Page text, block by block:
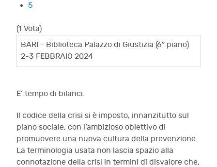
5
(1 Vota)
BARI - Biblioteca Palazzo di Giustizia (6° piano)
2-3 FEBBRAIO 2024
E’ tempo di bilanci.
Il codice della crisi si è imposto, innanzitutto sul
piano sociale, con l’ambizioso obiettivo di
promuovere una nuova cultura della prevenzione.
La terminologia usata non lascia spazio alla
connotazione della crisi in termini di disvalore che,